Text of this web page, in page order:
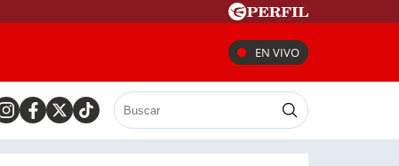
EN VIVO